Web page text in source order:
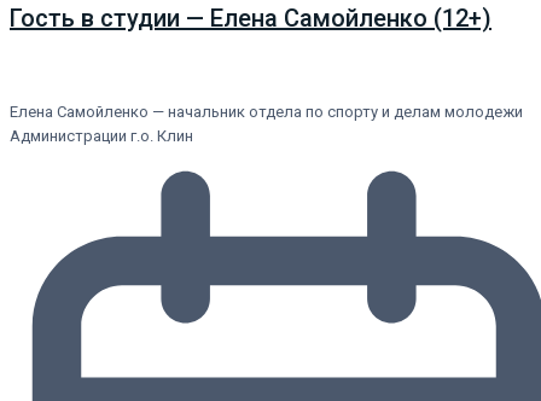
Гость в студии — Елена Самойленко (12+)
Елена Самойленко — начальник отдела по спорту и делам молодежи
Администрации г.о. Клин